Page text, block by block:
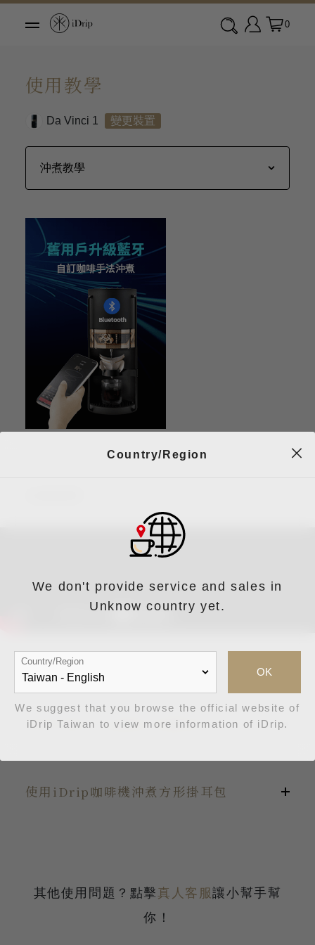
0
使用教學
Da Vinci 1 變更裝置
如何沖煮iDrip咖啡/茶濾掛包？
沿著濾掛包上 ① 箭頭標示方向撕開截角。
拉開按壓
將濾掛包兩面掛耳 ③ 拉開按壓中間 ④ 撐開
使用iDrip咖啡機沖煮方形掛耳包
找到掛耳包撕開線，打開掛耳包。
用手拉起掛耳包兩側紙板組，將耳掛紙板組
其他使用問題？點擊真人客服讓小幫手幫
你！
Country/Region
We don't provide service and sales in
Unknow country yet.
Country/Region
OK
We suggest that you browse the official website of
iDrip Taiwan to view more information of iDrip.